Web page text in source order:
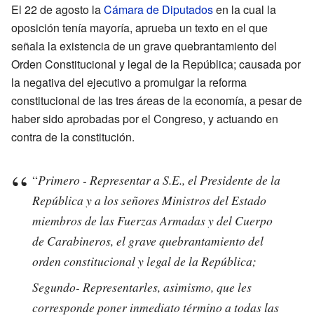
El 22 de agosto laCámara de Diputadosen la cual la
oposición tenía mayoría, aprueba un texto en el que
señala la existencia de un grave quebrantamiento del
Orden Constitucional y legal de la República; causada por
la negativa del ejecutivo a promulgar la reforma
constitucional de las tres áreas de la economía, a pesar de
haber sido aprobadas por el Congreso, y actuando en
contra de la constitución.
“Primero - Representar a S.E., el Presidente de la
República y a los señores Ministros del Estado
miembros de las Fuerzas Armadas y del Cuerpo
de Carabineros, el grave quebrantamiento del
orden constitucional y legal de la República;
Segundo- Representarles, asimismo, que les
corresponde poner inmediato término a todas las